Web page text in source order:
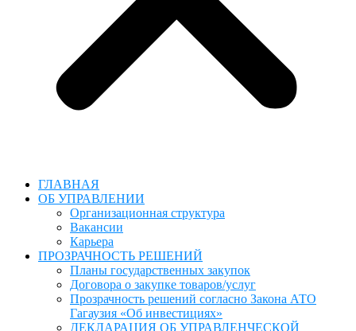
ГЛАВНАЯ
ОБ УПРАВЛЕНИИ
Организационная структура
Вакансии
Карьера
ПРОЗРАЧНОСТЬ РЕШЕНИЙ
Планы государственных закупок
Договора о закупке товаров/услуг
Прозрачность решений согласно Закона АТО
Гагаузия «Об инвестициях»
ДЕКЛАРАЦИЯ ОБ УПРАВЛЕНЧЕСКОЙ